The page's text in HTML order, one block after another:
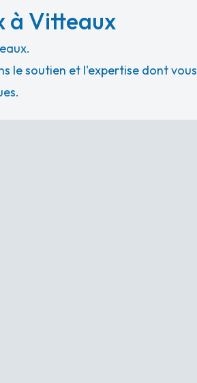
à Vitteaux
le soutien et l'expertise dont vous